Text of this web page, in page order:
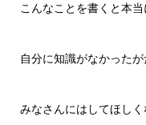
こんなことを書くと本
自分に知識がなかった
みなさんにはしてほしく